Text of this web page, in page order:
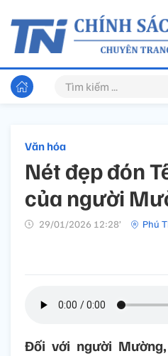
Văn hóa
Nét đẹp đón
của người
29/01/2026 12:28’ Phú
Đối với người